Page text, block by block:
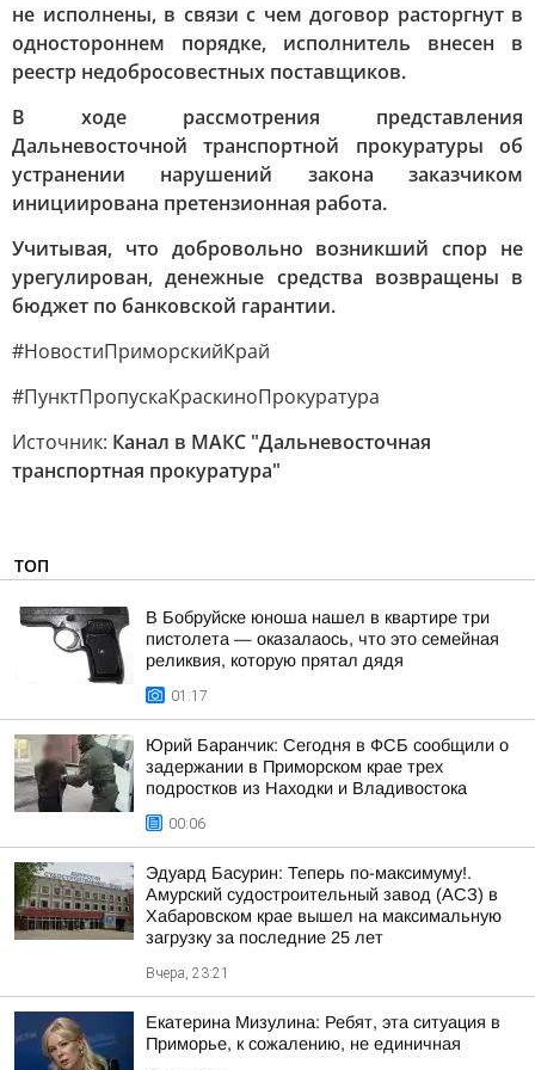
не исполнены, в связи с чем договор расторгнут в
одностороннем порядке, исполнитель внесен в
реестр недобросовестных поставщиков.
В ходе рассмотрения представления
Дальневосточной транспортной прокуратуры об
устранении нарушений закона заказчиком
инициирована претензионная работа.
Учитывая, что добровольно возникший спор не
урегулирован, денежные средства возвращены в
бюджет по банковской гарантии.
#НовостиПриморскийКрай
#ПунктПропускаКраскиноПрокуратура
Источник: Канал в МАКС "Дальневосточная
транспортная прокуратура"
ТОП
В Бобруйске юноша нашел в квартире три
пистолета — оказалаось, что это семейная
реликвия, которую прятал дядя
01:17
Юрий Баранчик: Сегодня в ФСБ сообщили о
задержании в Приморском крае трех
подростков из Находки и Владивостока
00:06
Эдуард Басурин: Теперь по-максимуму!.
Амурский судостроительный завод (АСЗ) в
Хабаровском крае вышел на максимальную
загрузку за последние 25 лет
Вчера, 23:21
Екатерина Мизулина: Ребят, эта ситуация в
Приморье, к сожалению, не единичная